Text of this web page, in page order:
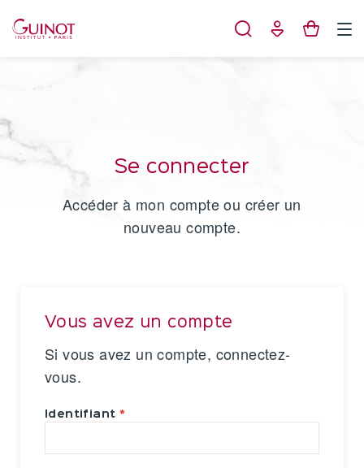
Se connecter
Accéder à mon compte ou créer un
nouveau compte.
Vous avez un compte
Si vous avez un compte, connectez-
vous.
Identifiant